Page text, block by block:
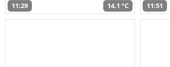
11:29 14,1 °C 11:51